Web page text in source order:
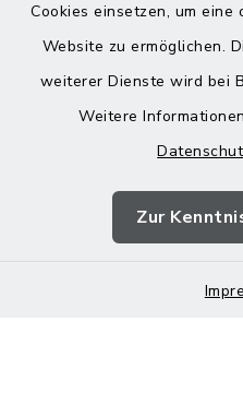
Cookies einsetzen, um
Website zu ermöglichen.
weiterer Dienste wird bei
Weitere
Zur